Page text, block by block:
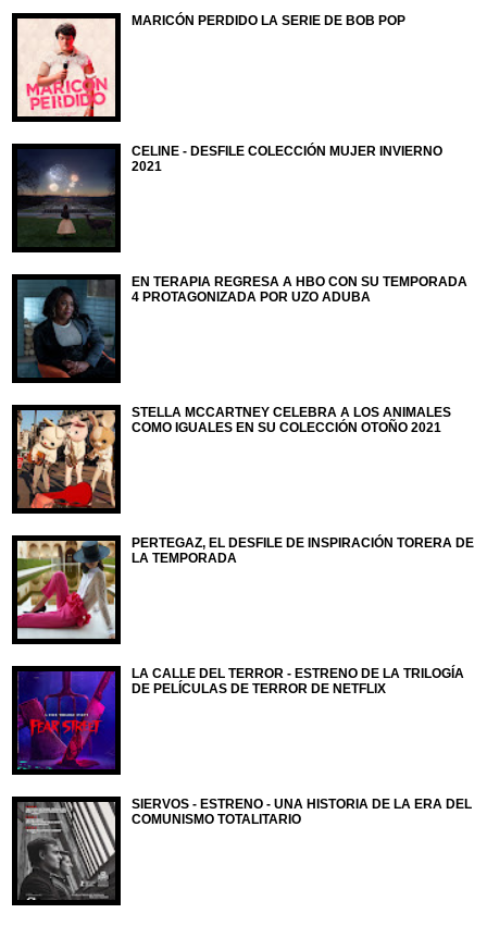
MARICÓN PERDIDO LA SERIE DE BOB POP
CELINE - DESFILE COLECCIÓN MUJER INVIERNO
2021
EN TERAPIA REGRESA A HBO CON SU TEMPORADA
4 PROTAGONIZADA POR UZO ADUBA
STELLA MCCARTNEY CELEBRA A LOS ANIMALES
COMO IGUALES EN SU COLECCIÓN OTOÑO 2021
PERTEGAZ, EL DESFILE DE INSPIRACIÓN TORERA DE
LA TEMPORADA
LA CALLE DEL TERROR - ESTRENO DE LA TRILOGÍA
DE PELÍCULAS DE TERROR DE NETFLIX
SIERVOS - ESTRENO - UNA HISTORIA DE LA ERA DEL
COMUNISMO TOTALITARIO